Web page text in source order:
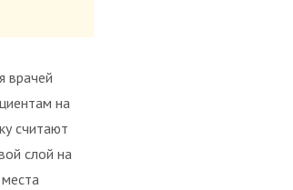
врачей
на
считают
слой на